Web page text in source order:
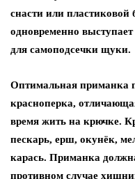
снасти или
одновременно выступает
для самоподсечки щуки.
Оптимальная приманка
красноперка,
время жить на крючке.
пескарь, ерш, окунёк,
карась. Приманка
противном случае